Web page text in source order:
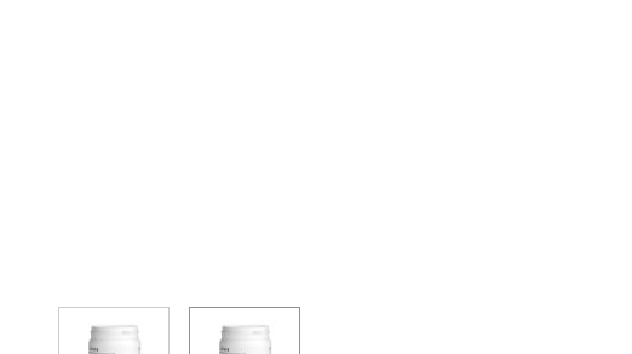
View larger imageView larger image